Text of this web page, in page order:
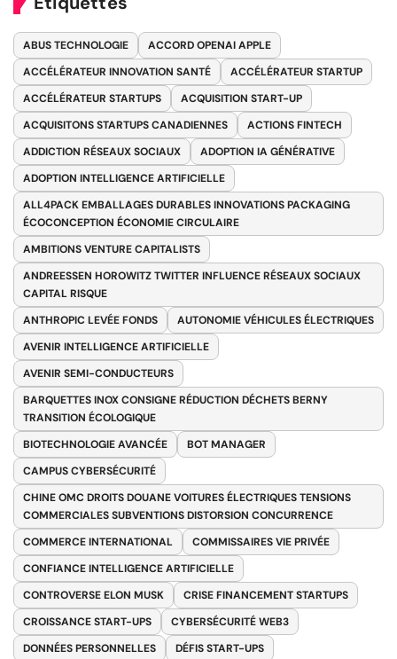
ABUS TECHNOLOGIE
ACCORD OPENAI APPLE
ACCÉLÉRATEUR INNOVATION SANTÉ
ACCÉLÉRATEUR STARTUP
ACCÉLÉRATEUR STARTUPS
ACQUISITION START-UP
ACQUISITONS STARTUPS CANADIENNES
ACTIONS FINTECH
ADDICTION RÉSEAUX SOCIAUX
ADOPTION IA GÉNÉRATIVE
ADOPTION INTELLIGENCE ARTIFICIELLE
ALL4PACK EMBALLAGES DURABLES INNOVATIONS PACKAGING
ÉCOCONCEPTION ÉCONOMIE CIRCULAIRE
AMBITIONS VENTURE CAPITALISTS
ANDREESSEN HOROWITZ TWITTER INFLUENCE RÉSEAUX SOCIAUX
CAPITAL RISQUE
ANTHROPIC LEVÉE FONDS
AUTONOMIE VÉHICULES ÉLECTRIQUES
AVENIR INTELLIGENCE ARTIFICIELLE
AVENIR SEMI-CONDUCTEURS
BARQUETTES INOX CONSIGNE RÉDUCTION DÉCHETS BERNY
TRANSITION ÉCOLOGIQUE
BIOTECHNOLOGIE AVANCÉE
BOT MANAGER
CAMPUS CYBERSÉCURITÉ
CHINE OMC DROITS DOUANE VOITURES ÉLECTRIQUES TENSIONS
COMMERCIALES SUBVENTIONS DISTORSION CONCURRENCE
COMMERCE INTERNATIONAL
COMMISSAIRES VIE PRIVÉE
CONFIANCE INTELLIGENCE ARTIFICIELLE
CONTROVERSE ELON MUSK
CRISE FINANCEMENT STARTUPS
CROISSANCE START-UPS
CYBERSÉCURITÉ WEB3
DONNÉES PERSONNELLES
DÉFIS START-UPS